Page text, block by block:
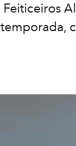
Feiticeiros
temporada,